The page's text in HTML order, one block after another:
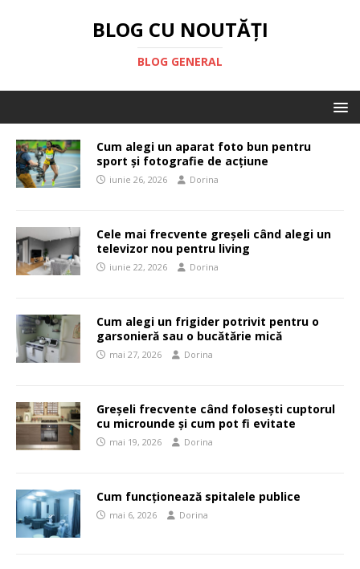
BLOG CU NOUTĂȚI
BLOG GENERAL
Cum alegi un aparat foto bun pentru
sport și fotografie de acțiune
iunie 26, 2026 Dorina
Cele mai frecvente greșeli când alegi un
televizor nou pentru living
iunie 22, 2026 Dorina
Cum alegi un frigider potrivit pentru o
garsonieră sau o bucătărie mică
mai 27, 2026 Dorina
Greșeli frecvente când folosești cuptorul
cu microunde și cum pot fi evitate
mai 19, 2026 Dorina
Cum funcționează spitalele publice
mai 6, 2026 Dorina